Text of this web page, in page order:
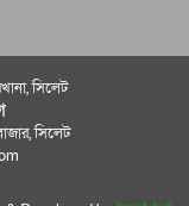
সিলেট
সিলেট